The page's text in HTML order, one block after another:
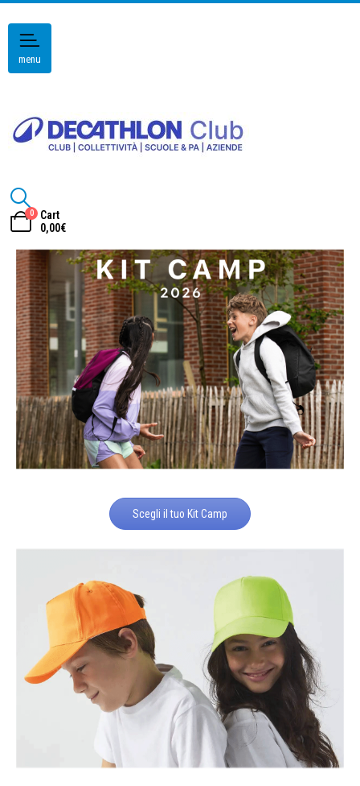
menu
0
Cart
0,00€
Scegli il tuo Kit Camp